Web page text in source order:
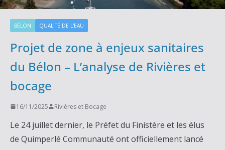
BÉLON QUALITÉ DE L'EAU
Projet de zone à enjeux sanitaires
du Bélon – L’analyse de Rivières et
bocage
16/11/2025 Rivières et Bocage
Le 24 juillet dernier, le Préfet du Finistère et les élus
de Quimperlé Communauté ont officiellement lancé